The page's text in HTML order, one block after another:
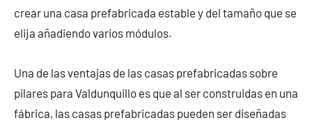
crear una casa prefabricada estable y del tamaño que se
elija añadiendo varios módulos.
Una de las ventajas de las casas prefabricadas sobre
pilares para Valdunquillo es que al ser construidas en una
fábrica, las casas prefabricadas pueden ser diseñadas